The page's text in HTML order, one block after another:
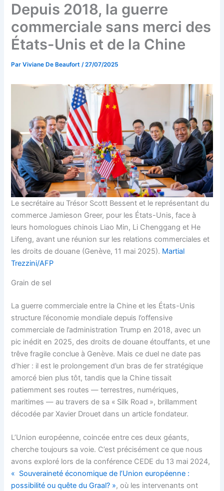
Depuis 2018, la guerre
commerciale sans merci des
États-Unis et de la Chine
ParViviane De Beaufort/27/07/2025
Le secrétaire au Trésor Scott Bessent et le représentant du
commerce Jamieson Greer, pour les États-Unis, face à
leurs homologues chinois Liao Min, Li Chenggang et He
Lifeng, avant une réunion sur les relations commerciales et
les droits de douane (Genève, 11 mai 2025). Martial
Trezzini/AFP
Grain de sel
La guerre commerciale entre la Chine et les États-Unis
structure l’économie mondiale depuis l’offensive
commerciale de l’administration Trump en 2018, avec un
pic inédit en 2025, des droits de douane étouffants, et une
trêve fragile conclue à Genève. Mais ce duel ne date pas
d’hier : il est le prolongement d’un bras de fer stratégique
amorcé bien plus tôt, tandis que la Chine tissait
patiemment ses routes — terrestres, numériques,
maritimes — au travers de sa « Silk Road », brillamment
décodée par Xavier Drouet dans un article fondateur.
L’Union européenne, coincée entre ces deux géants,
cherche toujours sa voie. C’est précisément ce que nous
avons exploré lors de la conférence CEDE du 13 mai 2024,
« Souveraineté économique de l’Union européenne :
possibilité ou quête du Graal? », où les intervenants ont